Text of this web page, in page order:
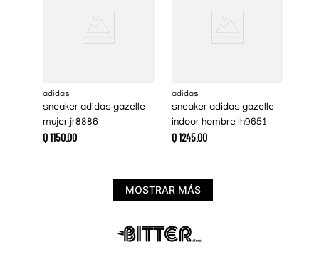
adidas
sneaker adidas gazelle
mujer jr8886
Q1150.00
adidas
sneaker adidas gazelle
indoor hombre ih9651
Q1245.00
MOSTRAR MÁS